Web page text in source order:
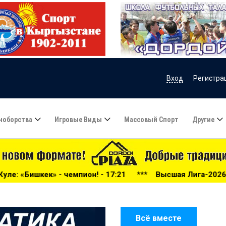
Вход
Игровые Виды Массовый Спорт Другие
- 17:21 ***Высшая Лига-2026: беспощадный
Всё вместе